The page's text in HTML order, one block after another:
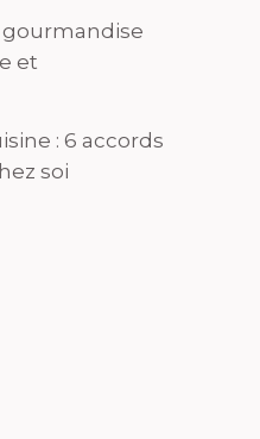
gourmandise
et
: 6 accords
soi